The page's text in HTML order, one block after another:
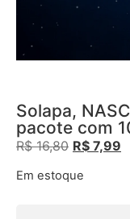
Solapa,
pacote com
R$16,80 R$ 7,99
Em estoque